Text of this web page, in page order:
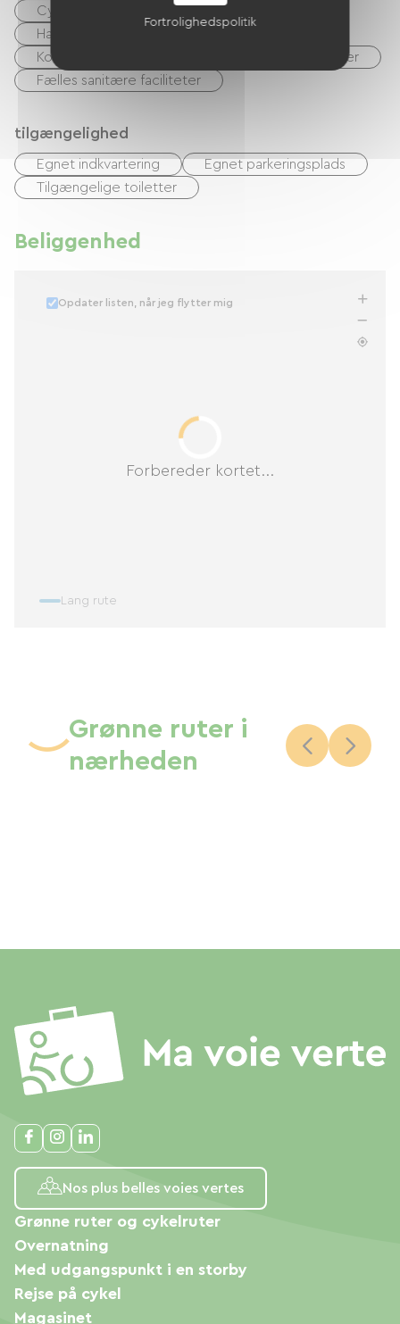
Cyberspace / internetadgangsterminaler
Have Lounge
Kollektiv vaskemaskine
Kollektiv tørretumbler
Fælles sanitære faciliteter
tilgængelighed
Egnet indkvartering
Egnet parkeringsplads
Tilgængelige toiletter
Beliggenhed
Forbereder kortet...
Opdater listen, når jeg flytter mig
Lang rute
Grønne ruter i
nærheden
Nos plus belles voies vertes
Grønne ruter og cykelruter
Overnatning
Med udgangspunkt i en storby
Rejse på cykel
Magasinet
Fortrolighedspolitik